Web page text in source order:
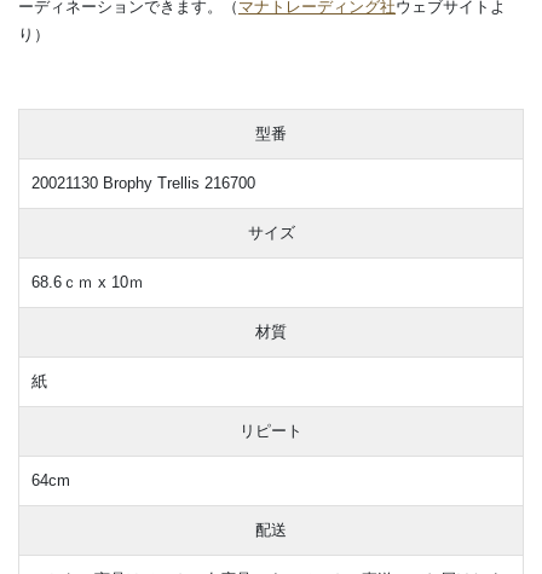
ーディネーションできます。（ マナトレーディング社ウェブサイトよ
り）
型番
20021130 Brophy Trellis 216700
サイズ
68.6ｃｍ x 10ｍ
材質
紙
リピート
64cm
配送